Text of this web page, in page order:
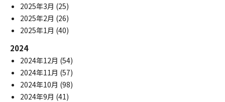
2025年3月 (25)
2025年2月 (26)
2025年1月 (40)
2024
2024年12月 (54)
2024年11月 (57)
2024年10月 (98)
2024年9月 (41)